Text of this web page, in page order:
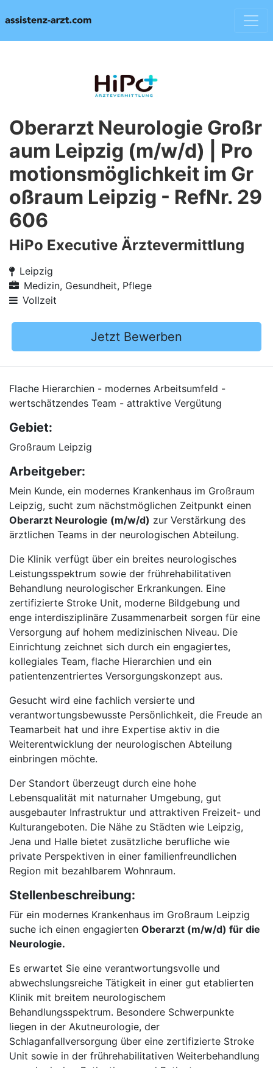
Oberarzt Neurologie Großr
aum Leipzig (m/w/d) | Pro
motionsmöglichkeit im Gr
oßraum Leipzig - RefNr. 29
606
HiPo Executive Ärztevermittlung
Leipzig
Medizin, Gesundheit, Pflege
Vollzeit
Jetzt Bewerben
Flache Hierarchien - modernes Arbeitsumfeld -
wertschätzendes Team - attraktive Vergütung
Gebiet:
Großraum Leipzig
Arbeitgeber:
Mein Kunde, ein modernes Krankenhaus im Großraum
Leipzig, sucht zum nächstmöglichen Zeitpunkt einen
Oberarzt Neurologie (m/w/d) zur Verstärkung des
ärztlichen Teams in der neurologischen Abteilung.
Die Klinik verfügt über ein breites neurologisches
Leistungsspektrum sowie der frührehabilitativen
Behandlung neurologischer Erkrankungen. Eine
zertifizierte Stroke Unit, moderne Bildgebung und
enge interdisziplinäre Zusammenarbeit sorgen für eine
Versorgung auf hohem medizinischen Niveau. Die
Einrichtung zeichnet sich durch ein engagiertes,
kollegiales Team, flache Hierarchien und ein
patientenzentriertes Versorgungskonzept aus.
Gesucht wird eine fachlich versierte und
verantwortungsbewusste Persönlichkeit, die Freude an
Teamarbeit hat und ihre Expertise aktiv in die
Weiterentwicklung der neurologischen Abteilung
einbringen möchte.
Der Standort überzeugt durch eine hohe
Lebensqualität mit naturnaher Umgebung, gut
ausgebauter Infrastruktur und attraktiven Freizeit- und
Kulturangeboten. Die Nähe zu Städten wie Leipzig,
Jena und Halle bietet zusätzliche berufliche wie
private Perspektiven in einer familienfreundlichen
Region mit bezahlbarem Wohnraum.
Stellenbeschreibung:
Für ein modernes Krankenhaus im Großraum Leipzig
suche ich einen engagierten Oberarzt (m/w/d) für die
Neurologie.
Es erwartet Sie eine verantwortungsvolle und
abwechslungsreiche Tätigkeit in einer gut etablierten
Klinik mit breitem neurologischem
Behandlungsspektrum. Besondere Schwerpunkte
liegen in der Akutneurologie, der
Schlaganfallversorgung über eine zertifizierte Stroke
Unit sowie in der frührehabilitativen Weiterbehandlung